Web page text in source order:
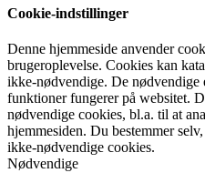
Cookie-indstillinger
Denne hjemmeside anvender
brugeroplevelse. Cookies kan
ikke-nødvendige. De nødvendige
funktioner fungerer på websitet.
nødvendige cookies, bl.a. til at
hjemmesiden. Du bestemmer
ikke-nødvendige cookies.
Nødvendige